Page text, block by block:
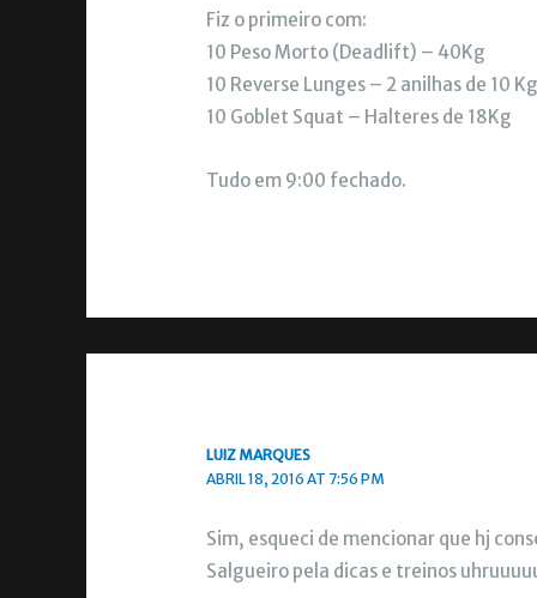
Fiz o primeiro com:
10 Peso Morto (Deadlift) – 40Kg
10 Reverse Lunges – 2 anilhas de 10 Kg
10 Goblet Squat – Halteres de 18Kg
Tudo em 9:00 fechado.
LUIZ MARQUES
ABRIL 18, 2016 AT 7:56 PM
Sim, esqueci de mencionar que hj
Salgueiro pela dicas e treinos